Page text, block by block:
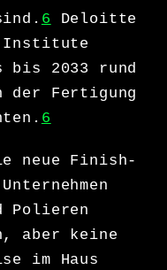
6 Deloitte
Institute
bis 2033 rund
Fertigung
6
neue Finish-
Polieren
aber keine
im Haus